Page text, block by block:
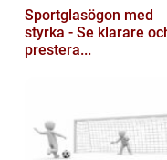
Sportglasögon med
styrka - Se klarare
prestera...